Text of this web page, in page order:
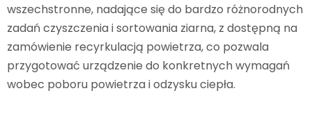
wszechstronne, nadające się do bardzo różnorodnych
zadań czyszczenia i sortowania ziarna, z dostępną na
zamówienie recyrkulacją powietrza, co pozwala
przygotować urządzenie do konkretnych wymagań
wobec poboru powietrza i odzysku ciepła.